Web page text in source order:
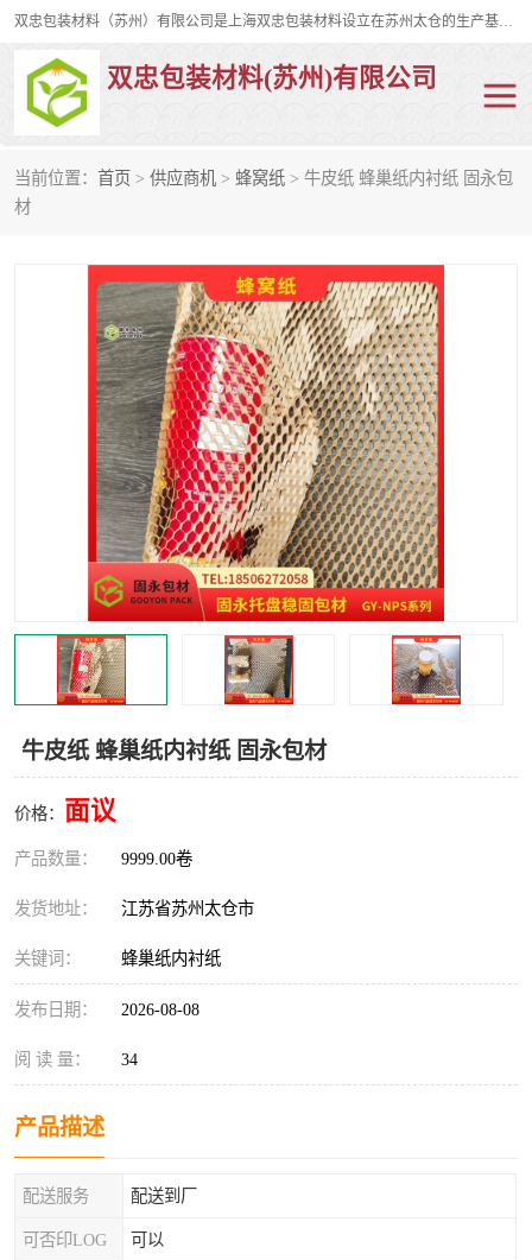
双忠包装材料（苏州）有限公司是上海双忠包装材料设立在苏州太仓的生产基地，占地约2万平米，产品主要有打孔缠绕膜，拉伸蜂窝纸，集装箱充气袋，滑托板，打包带，裹包网兜，防滑纸等箱体和托盘的运输和保护性包材。固永包材®，GooYon Pack®，是我们保护性包装材料的专属品牌。
双忠包装材料(苏州)有限公司
当前位置： 首页 > 供应商机 > 蜂窝纸 > 牛皮纸 蜂巢纸内衬纸 固永包
材
牛皮纸 蜂巢纸内衬纸 固永包材
价格： 面议
产品数量： 9999.00卷
发货地址： 江苏省苏州太仓市
关键词： 蜂巢纸内衬纸
发布日期： 2026-08-08
阅 读 量： 34
产品描述
配送服务 配送到厂
可否印LOG 可以
裹包网兜 纤维打包带
充气袋
缠绕膜
托盘裹包网兜
托盘捆绑带